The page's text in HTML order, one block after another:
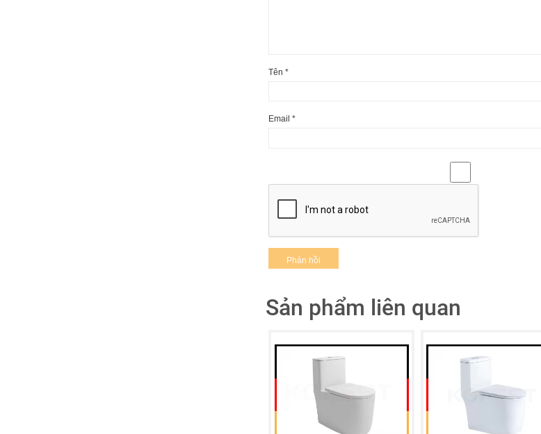
Tốc độ không khí : 95m/s
Khoảng cách cảm ứng : 5-20cm
Kích thước : 520x260x180mm
Sử dụng : Phòng tắm khách sạn chuyên nghiệp
Sản phẩm bảo hành 24 tháng (Yêu cầu kích hoạt
Thương hiệu Thiết bị vệ sinh KOREST được
Dịch vụ tư vấn bán hàng, bảo hành chuyên
Sản phẩm có độ bền tốt, thích nghi tốt với môi
Tên*
Email*
Sản phẩm liên quan